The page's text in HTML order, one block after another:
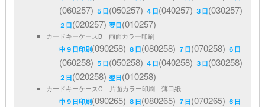
(060257) ５日(050257) ４日(040257) ３日(030257)
２日(020257)翌日(010257)
カードキーケースB 両面カラー印刷
中９日印刷(090258) ８日(080258) ７日(070258) ６日
(060258) ５日(050258) ４日(040258) ３日(030258)
２日(020258)翌日(010258)
カードキーケースC 片面カラー印刷 薄口紙
中９日印刷(090265) ８日(080265) ７日(070265) ６日